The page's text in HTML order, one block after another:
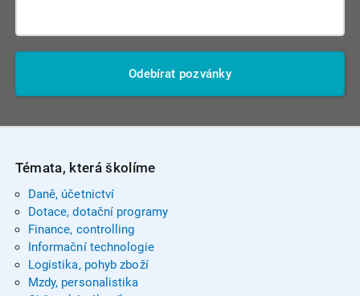
Odebírat pozvánky
Témata, která školíme
Daně, účetnictví
Dotace, dotační programy
Finance, controlling
Informační technologie
Logistika, pohyb zboží
Mzdy, personalistika